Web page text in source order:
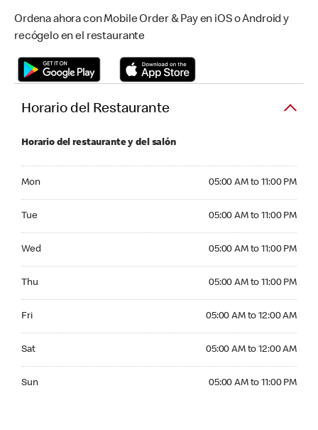
Ordena ahora con Mobile Order & Pay en iOS o Android y
recógelo en el restaurante
Horario del Restaurante
Horario del restaurante y del salón
Mon 05:00 AM to 11:00 PM
Tue 05:00 AM to 11:00 PM
Wed 05:00 AM to 11:00 PM
Thu 05:00 AM to 11:00 PM
Fri 05:00 AM to 12:00 AM
Sat 05:00 AM to 12:00 AM
Sun 05:00 AM to 11:00 PM